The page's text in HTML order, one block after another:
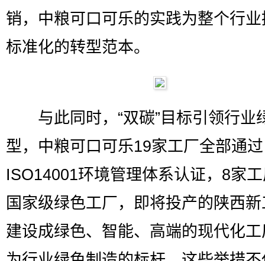
销，中粮可口可乐的实践为整个行
标准化的转型范本。
与此同时，“双碳”目标引领行业
型，中粮可口可乐19家工厂全部通过
ISO14001环境管理体系认证，8家
国家级绿色工厂，即将投产的陕西
建设成绿色、智能、高端的现代化